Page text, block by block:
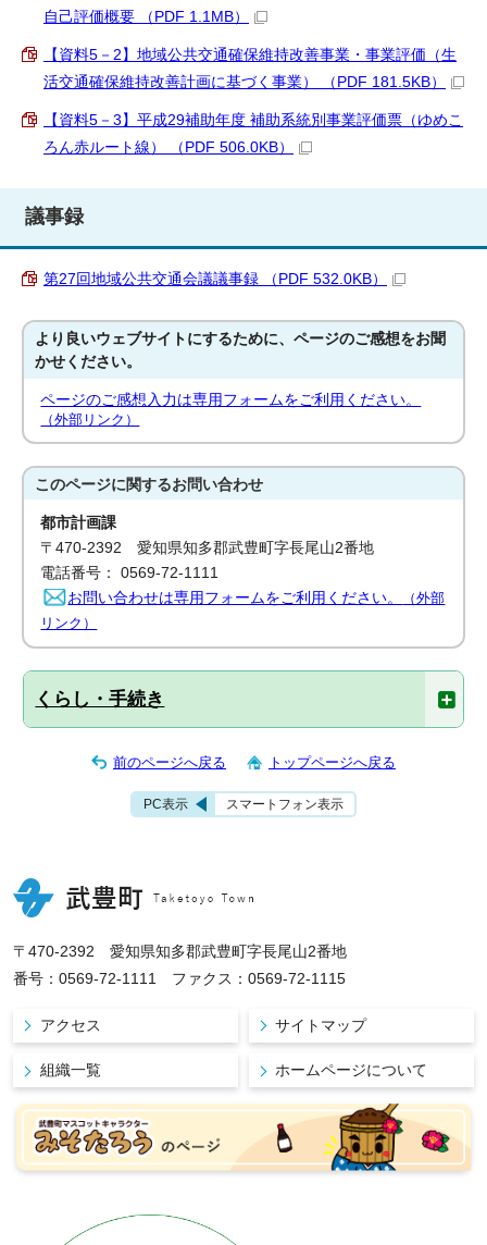
自己評価概要 （PDF 1.1MB）
【資料5－2】地域公共交通確保維持改善事業・事業評価（生
活交通確保維持改善計画に基づく事業） （PDF 181.5KB）
【資料5－3】平成29補助年度 補助系統別事業評価票（ゆめこ
ろん赤ルート線） （PDF 506.0KB）
議事録
第27回地域公共交通会議議事録 （PDF 532.0KB）
より良いウェブサイトにするために、ページのご感想をお聞
かせください。
ページのご感想入力は専用フォームをご利用ください。
（外部リンク）
このページに関するお問い合わせ
都市計画課
〒470-2392 愛知県知多郡武豊町字長尾山2番地
電話番号： 0569-72-1111
お問い合わせは専用フォームをご利用ください。
（外部
リンク）
くらし・手続き
前のページへ戻る トップページへ戻る
PC表示 スマートフォン表示
〒470-2392 愛知県知多郡武豊町字長尾山2番地
番号：0569-72-1111 ファクス：0569-72-1115
アクセス サイトマップ
組織一覧 ホームページについて